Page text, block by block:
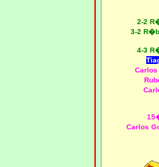
2-2
3-2
4-3
Carlos
Carlos